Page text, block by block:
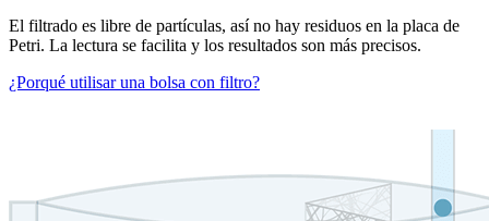
El filtrado es libre de partículas, así no hay residuos en la placa de
Petri. La lectura se facilita y los resultados son más precisos.
¿Porqué utilisar una bolsa con filtro?